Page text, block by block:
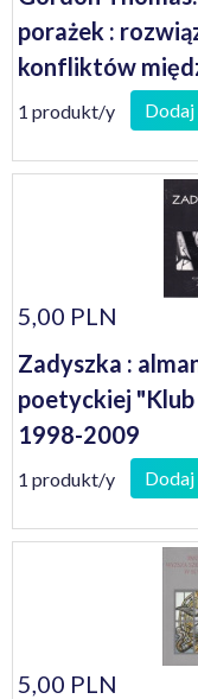
porażek :
konfliktów
dziećmi
1 produkt/y
5,00 PLN
Zadyszka :
poetyckiej
1998-2009
1 produkt/y
5,00 PLN